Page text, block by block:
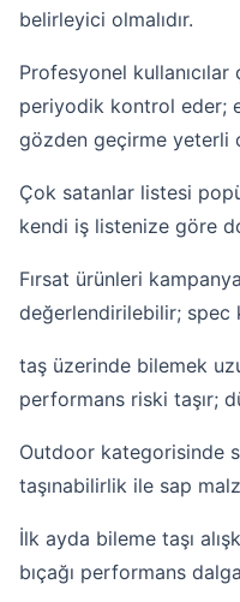
belirleyici olmalıdır.
Profesyonel kullanıcılar
periyodik kontrol eder;
gözden geçirme yeterli
Çok satanlar listesi
kendi iş listenize göre
Fırsat ürünleri
değerlendirilebilir; spec
taş üzerinde bilemek
performans riski taşır;
Outdoor kategorisinde
taşınabilirlik ile sap
İlk ayda bileme taşı
bıçağı performans